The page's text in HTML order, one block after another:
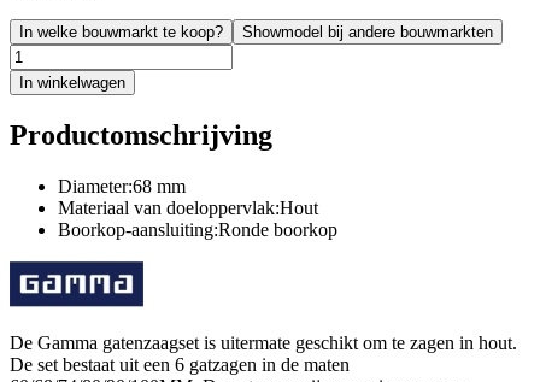
In welke bouwmarkt te koop? Showmodel bij andere bouwmarkten
In winkelwagen
Productomschrijving
Diameter:68 mm
Materiaal van doeloppervlak:Hout
Boorkop-aansluiting:Ronde boorkop
De Gamma gatenzaagset is uitermate geschikt om te zagen in hout.
De set bestaat uit een 6 gatzagen in de maten